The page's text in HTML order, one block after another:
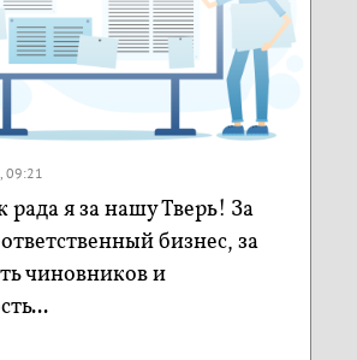
09:21
рада я за нашу Тверь! За
бизнес, за
чиновников и